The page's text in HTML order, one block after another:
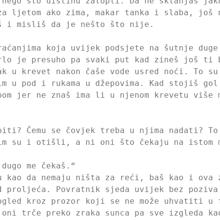
za ljetom ako zima, makar tanka i slaba,
i misliš da je nešto što nije.
koja uvijek podsjete na šutnje
je presuho pa svaki put kad zineš još ti
u krevet nakon čaše vode usred noći. To su
u pod i rukama u džepovima. Kad stojiš
jer ne znaš ima li u njenom krevetu
Čemu se čovjek treba u njima nadati?
su i otišli, a ni oni što čekaju na istom
me čekaš.“
da nemaju ništa za reći, baš kao i ova
proljeća. Povratnik sjeda uvijek bez
kroz prozor koji se ne može uhvatiti u
oni trče preko zraka sunca pa sve izgleda